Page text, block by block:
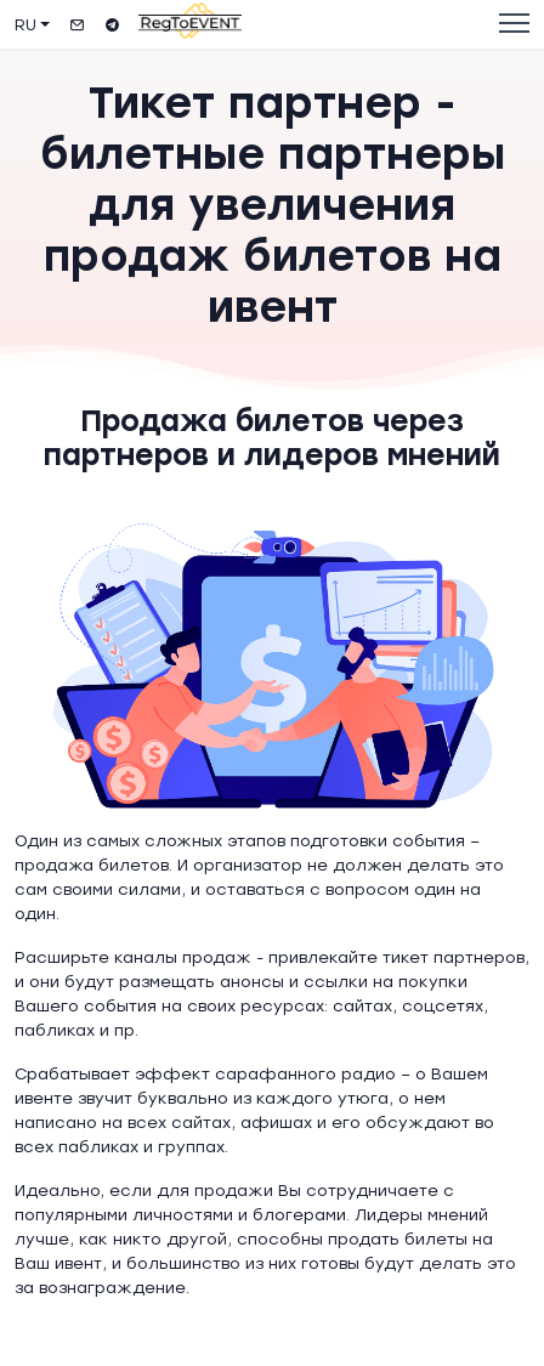
RU
Тикет партнер -
билетные партнеры
для увеличения
продаж билетов на
ивент
Продажа билетов через
партнеров и лидеров мнений
Один из самых сложных этапов подготовки события –
продажа билетов. И организатор не должен делать это
сам своими силами, и оставаться с вопросом один на
один.
Расширьте каналы продаж - привлекайте тикет партнеров,
и они будут размещать анонсы и ссылки на покупки
Вашего события на своих ресурсах: сайтах, соцсетях,
пабликах и пр.
Срабатывает эффект сарафанного радио – о Вашем
ивенте звучит буквально из каждого утюга, о нем
написано на всех сайтах, афишах и его обсуждают во
всех пабликах и группах.
Идеально, если для продажи Вы сотрудничаете с
популярными личностями и блогерами. Лидеры мнений
лучше, как никто другой, способны продать билеты на
Ваш ивент, и большинство из них готовы будут делать это
за вознаграждение.